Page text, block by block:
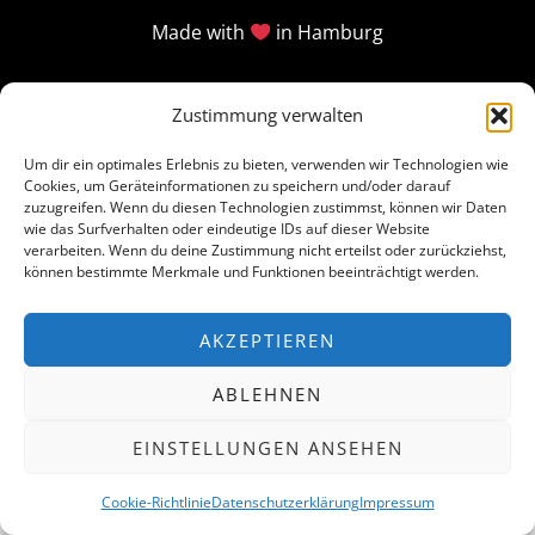
Zustimmung verwalten
Um dir ein optimales Erlebnis zu bieten, verwenden wir Technologien wie
Cookies, um Geräteinformationen zu speichern und/oder darauf
zuzugreifen. Wenn du diesen Technologien zustimmst, können wir Daten
wie das Surfverhalten oder eindeutige IDs auf dieser Website
verarbeiten. Wenn du deine Zustimmung nicht erteilst oder zurückziehst,
können bestimmte Merkmale und Funktionen beeinträchtigt werden.
AKZEPTIEREN
ABLEHNEN
EINSTELLUNGEN ANSEHEN
Cookie-RichtlinieDatenschutzerklärungImpressum
Made with in Hamburg